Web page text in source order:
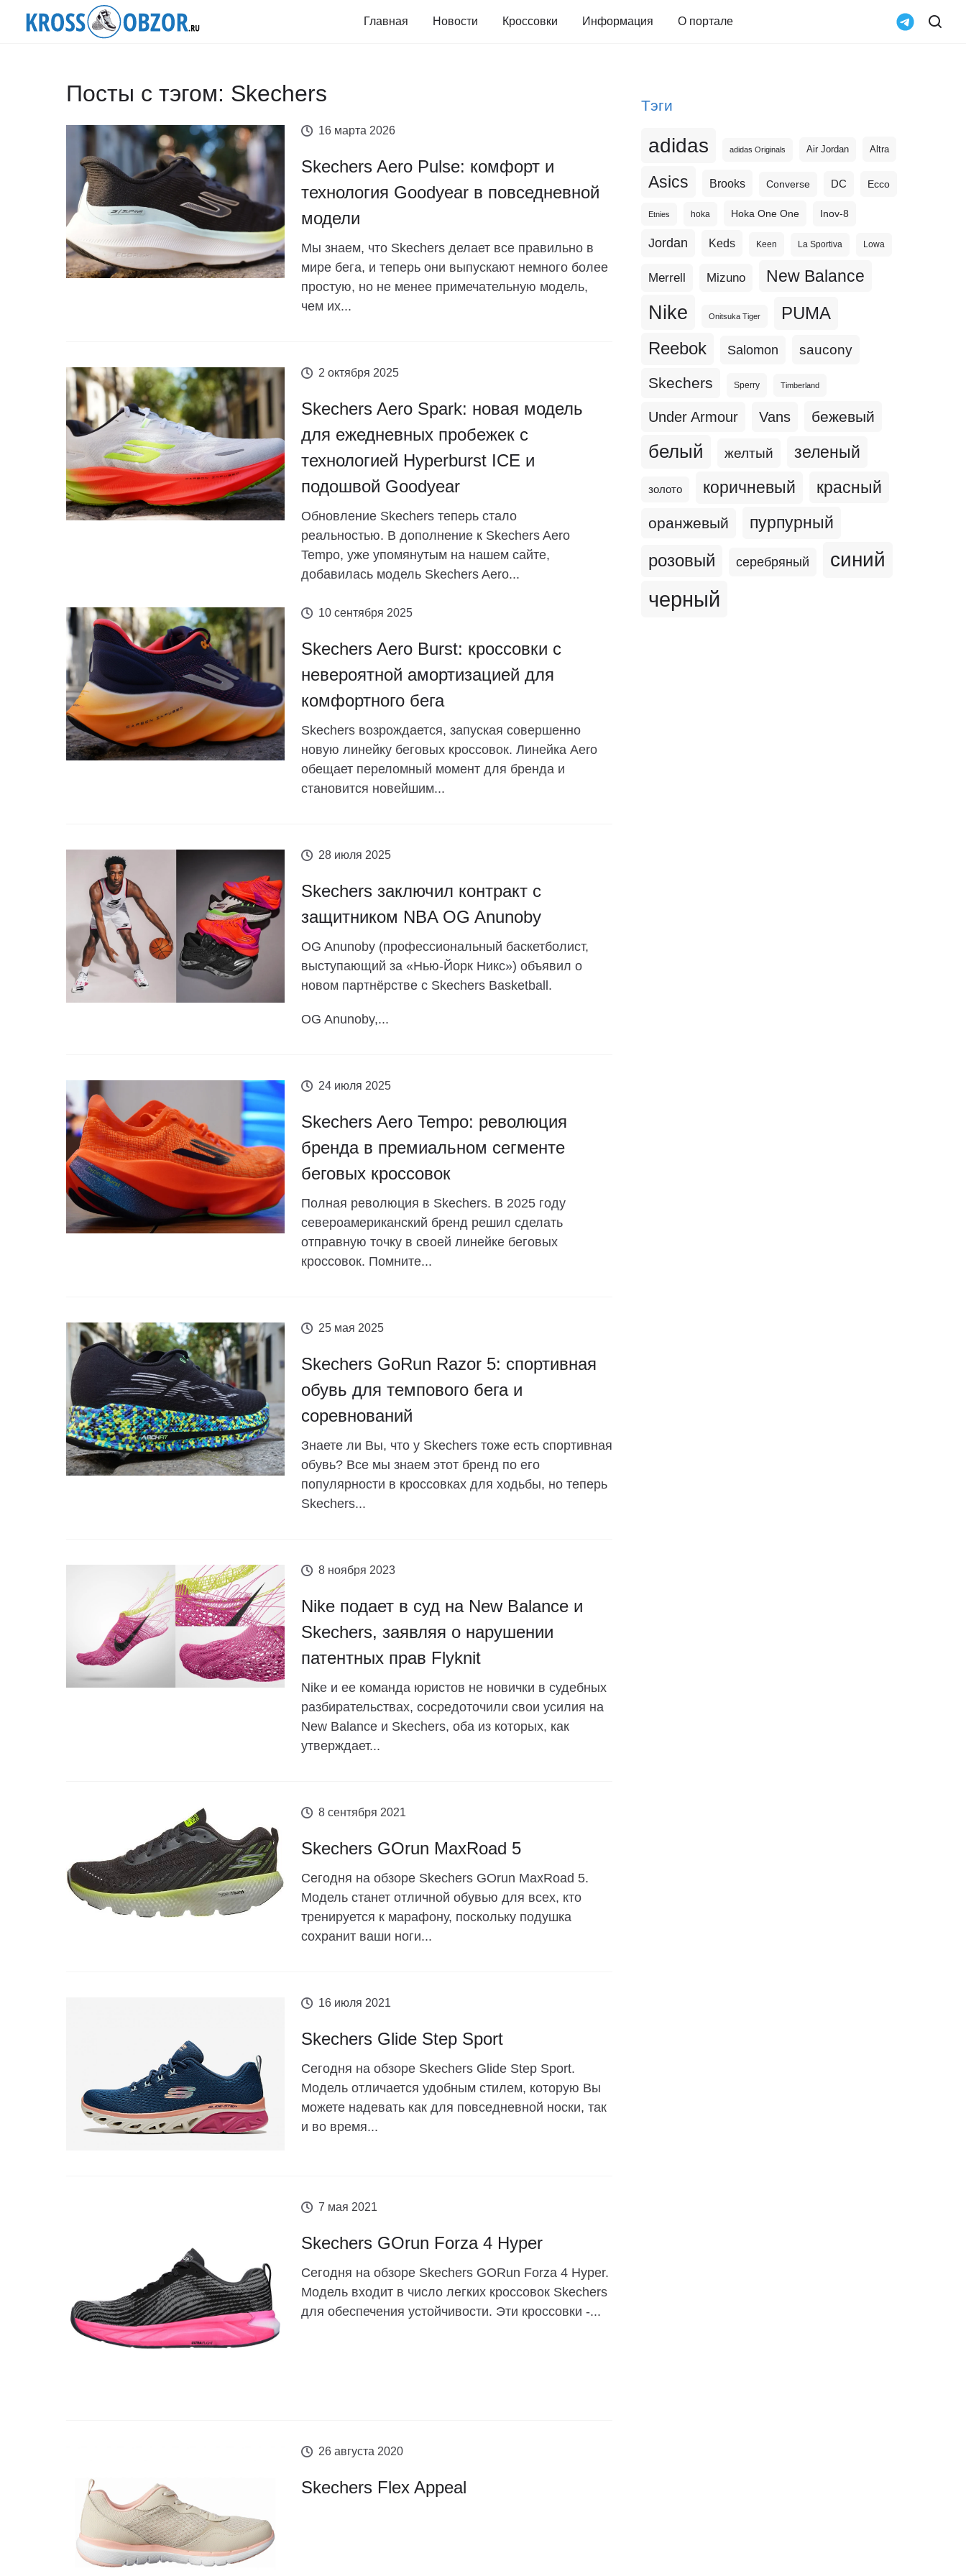
Главная Новости Кроссовки Информация О портале
Посты с тэгом: Skechers
16 марта 2026
Skechers Aero Pulse: комфорт и
технология Goodyear в повседневной
модели
Мы знаем, что Skechers делает все правильно в
мире бега, и теперь они выпускают немного более
простую, но не менее примечательную модель,
чем их...
2 октября 2025
Skechers Aero Spark: новая модель
для ежедневных пробежек с
технологией Hyperburst ICE и
подошвой Goodyear
Обновление Skechers теперь стало
реальностью. В дополнение к Skechers Aero
Tempo, уже упомянутым на нашем сайте,
добавилась модель Skechers Aero...
10 сентября 2025
Skechers Aero Burst: кроссовки с
невероятной амортизацией для
комфортного бега
Skechers возрождается, запуская совершенно
новую линейку беговых кроссовок. Линейка Aero
обещает переломный момент для бренда и
становится новейшим...
28 июля 2025
Skechers заключил контракт с
защитником NBA OG Anunoby
OG Anunoby (профессиональный баскетболист,
выступающий за «Нью-Йорк Никс») объявил о
новом партнёрстве с Skechers Basketball.
OG Anunoby,...
24 июля 2025
Skechers Aero Tempo: революция
бренда в премиальном сегменте
беговых кроссовок
Полная революция в Skechers. В 2025 году
североамериканский бренд решил сделать
отправную точку в своей линейке беговых
кроссовок. Помните...
25 мая 2025
Skechers GoRun Razor 5: спортивная
обувь для темпового бега и
соревнований
Знаете ли Вы, что у Skechers тоже есть спортивная
обувь? Все мы знаем этот бренд по его
популярности в кроссовках для ходьбы, но теперь
Skechers...
8 ноября 2023
Nike подает в суд на New Balance и
Skechers, заявляя о нарушении
патентных прав Flyknit
Nike и ее команда юристов не новички в судебных
разбирательствах, сосредоточили свои усилия на
New Balance и Skechers, оба из которых, как
утверждает...
8 сентября 2021
Skechers GOrun MaxRoad 5
Сегодня на обзоре Skechers GOrun MaxRoad 5.
Модель станет отличной обувью для всех, кто
тренируется к марафону, поскольку подушка
сохранит ваши ноги...
16 июля 2021
Skechers Glide Step Sport
Сегодня на обзоре Skechers Glide Step Sport.
Модель отличается удобным стилем, которую Вы
можете надевать как для повседневной носки, так
и во время...
7 мая 2021
Skechers GOrun Forza 4 Hyper
Сегодня на обзоре Skechers GORun Forza 4 Hyper.
Модель входит в число легких кроссовок Skechers
для обеспечения устойчивости. Эти кроссовки -...
26 августа 2020
Skechers Flex Appeal
Тэги
adidas adidas Originals Air Jordan Altra
Asics Brooks Converse DC Ecco
Etnies hoka Hoka One One Inov-8
Jordan Keds Keen La Sportiva Lowa
Merrell Mizuno New Balance
Nike Onitsuka Tiger PUMA
Reebok Salomon saucony
Skechers Sperry Timberland
Under Armour Vans бежевый
белый желтый зеленый
золото коричневый красный
оранжевый пурпурный
розовый серебряный синий
черный